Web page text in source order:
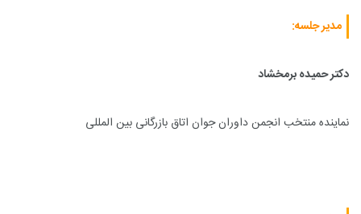
مدیر جلسه:
دکتر حمیده برمخشاد
نماینده منتخب انجمن داوران جوان اتاق بازرگانی بین المللی